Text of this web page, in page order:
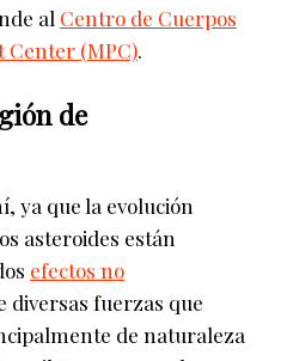
al Centro de Cuerpos
Center (MPC).
de
ya que la evolución
asteroides están
efectos no
diversas fuerzas que
de naturaleza